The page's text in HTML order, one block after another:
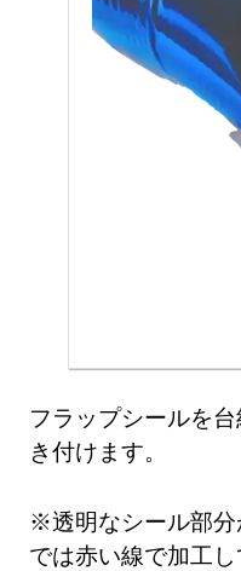
フラップシールを
き付けます。
※透明なシール部
では赤い線で加工